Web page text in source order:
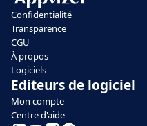
Confidentialité
Transparence
CGU
À propos
Logiciels
Editeurs de logiciel
Mon compte
Centre d'aide